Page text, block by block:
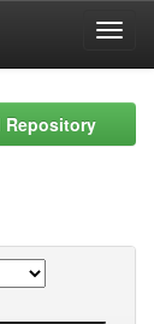
Repository